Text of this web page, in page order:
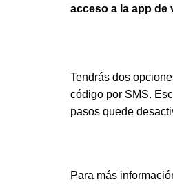
acceso a la app de
Tendrás dos
código por SMS.
pasos quede
Para más